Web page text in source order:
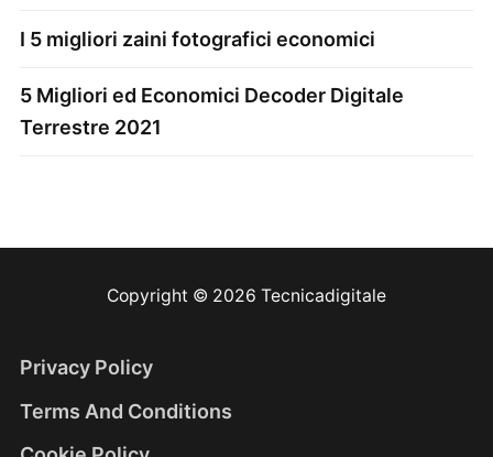
I 5 migliori zaini fotografici economici
5 Migliori ed Economici Decoder Digitale
Terrestre 2021
Copyright © 2026 Tecnicadigitale
Privacy Policy
Terms And Conditions